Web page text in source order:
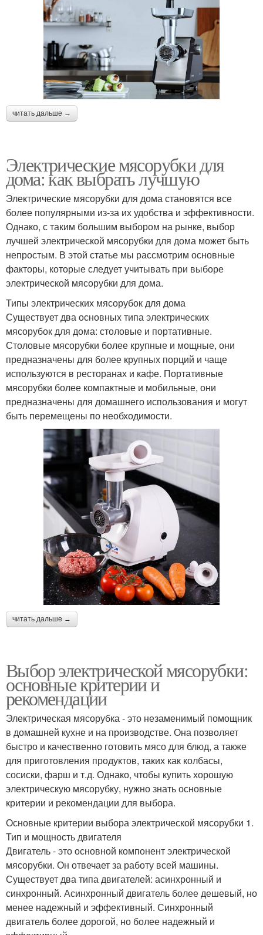
читать дальше →
Электрические мясорубки для
дома: как выбрать лучшую
Электрические мясорубки для дома становятся все
более популярными из-за их удобства и эффективности.
Однако, с таким большим выбором на рынке, выбор
лучшей электрической мясорубки для дома может быть
непростым. В этой статье мы рассмотрим основные
факторы, которые следует учитывать при выборе
электрической мясорубки для дома.
Типы электрических мясорубок для дома
Существует два основных типа электрических
мясорубок для дома: столовые и портативные.
Столовые мясорубки более крупные и мощные, они
предназначены для более крупных порций и чаще
используются в ресторанах и кафе. Портативные
мясорубки более компактные и мобильные, они
предназначены для домашнего использования и могут
быть перемещены по необходимости.
читать дальше →
Выбор электрической мясорубки:
основные критерии и
рекомендации
Электрическая мясорубка - это незаменимый помощник
в домашней кухне и на производстве. Она позволяет
быстро и качественно готовить мясо для блюд, а также
для приготовления продуктов, таких как колбасы,
сосиски, фарш и т.д. Однако, чтобы купить хорошую
электрическую мясорубку, нужно знать основные
критерии и рекомендации для выбора.
Основные критерии выбора электрической мясорубки 1.
Тип и мощность двигателя
Двигатель - это основной компонент электрической
мясорубки. Он отвечает за работу всей машины.
Существует два типа двигателей: асинхронный и
синхронный. Асинхронный двигатель более дешевый, но
менее надежный и эффективный. Синхронный
двигатель более дорогой, но более надежный и